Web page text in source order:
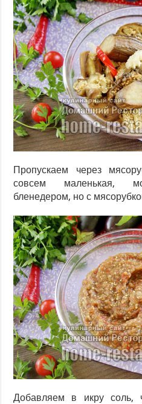
Пропускаем через
совсем маленькая,
бленедером, но с
Добавляем в икру соль,